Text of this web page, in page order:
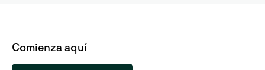
Comienza aquí